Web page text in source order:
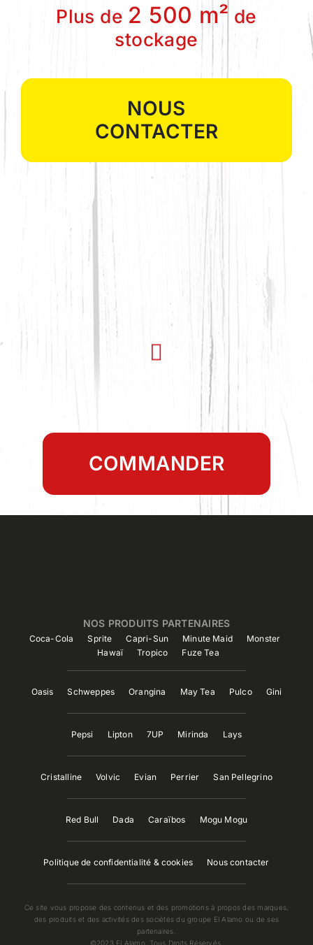
Plus de 2 500 m² de
stockage
NOUS
CONTACTER
COMMANDER
NOS PRODUITS PARTENAIRES
Coca-Cola Sprite Capri-Sun Minute Maid
Monster
Hawaï
Tropico Fuze Tea
Oasis Schweppes Orangina May Tea Pulco Gini
Pepsi Lipton 7UP Mirinda Lays
Cristalline Volvic Evian Perrier San Pellegrino
Red Bull Dada Caraïbos Mogu Mogu
Politique de confidentialité & cookies Nous contacter
Ce site vous propose des contenus et des promotions à propos des marques,
des produits et des activités des sociétés du groupe El Alamo ou de ses
partenaires.
©2023 El Alamo, Tous Droits Réservés.